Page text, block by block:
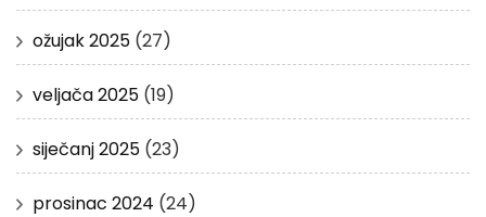
ožujak 2025 (27)
veljača 2025 (19)
siječanj 2025 (23)
prosinac 2024 (24)